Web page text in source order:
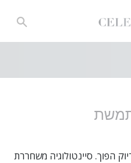
הפוך. סיינטולוגיה משחררת